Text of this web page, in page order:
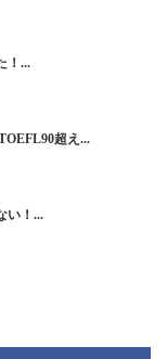
！...
超え...
い！...